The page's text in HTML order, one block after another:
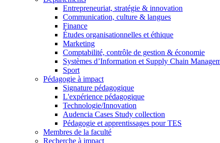
Entrepreneuriat, stratégie & innovation
Communication, culture & langues
Finance
Études organisationnelles et éthique
Marketing
Comptabilité, contrôle de gestion & économie
Systèmes d’Information et Supply Chain
Sport
Pédagogie à impact
Signature pédagogique
L'expérience pédagogique
Technologie/Innovation
Audencia Cases Study collection
Pédagogie et apprentissages pour TES
Membres de la faculté
Recherche à impact